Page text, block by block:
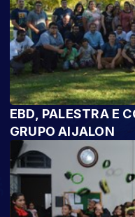
EBD, PALESTRA E
GRUPO AIJALON